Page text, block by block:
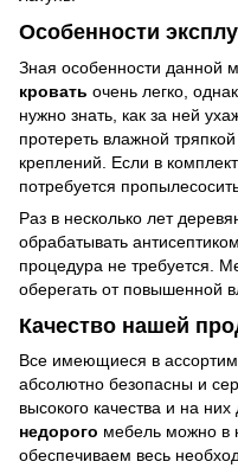
Особенности
Зная особенности данной
кровать очень легко,
нужно знать, как за ней
протереть влажной
креплений. Если в
потребуется
Раз в несколько лет
обрабатывать
процедура не требуется.
оберегать от повышенной
Качество нашей
Все имеющиеся в
абсолютно безопасны и
высокого качества и на
недорого мебель можно в
обеспечиваем весь